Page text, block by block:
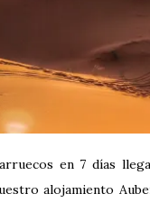
en 7 días
alojamiento